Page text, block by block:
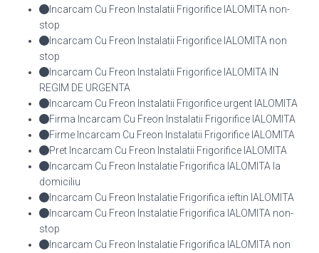
Incarcam Cu Freon Instalatii Frigorifice IALOMITA non-
stop
Incarcam Cu Freon Instalatii Frigorifice IALOMITA non
stop
Incarcam Cu Freon Instalatii Frigorifice IALOMITA IN
REGIM DE URGENTA
Incarcam Cu Freon Instalatii Frigorifice urgent IALOMITA
Firma Incarcam Cu Freon Instalatii Frigorifice IALOMITA
Firme Incarcam Cu Freon Instalatii Frigorifice IALOMITA
Pret Incarcam Cu Freon Instalatii Frigorifice IALOMITA
Incarcam Cu Freon Instalatie Frigorifica IALOMITA la
domiciliu
Incarcam Cu Freon Instalatie Frigorifica ieftin IALOMITA
Incarcam Cu Freon Instalatie Frigorifica IALOMITA non-
stop
Incarcam Cu Freon Instalatie Frigorifica IALOMITA non